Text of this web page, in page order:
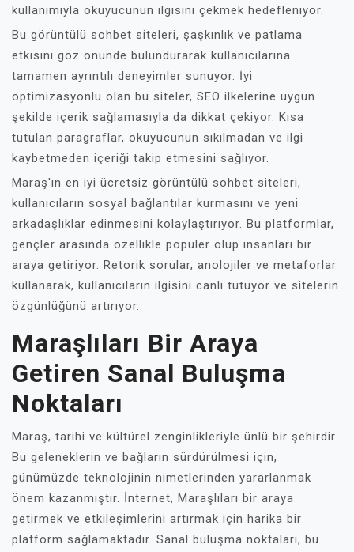
kullanımıyla okuyucunun ilgisini çekmek hedefleniyor.
Bu görüntülü sohbet siteleri, şaşkınlık ve patlama
etkisini göz önünde bulundurarak kullanıcılarına
tamamen ayrıntılı deneyimler sunuyor. İyi
optimizasyonlu olan bu siteler, SEO ilkelerine uygun
şekilde içerik sağlamasıyla da dikkat çekiyor. Kısa
tutulan paragraflar, okuyucunun sıkılmadan ve ilgi
kaybetmeden içeriği takip etmesini sağlıyor.
Maraş'ın en iyi ücretsiz görüntülü sohbet siteleri,
kullanıcıların sosyal bağlantılar kurmasını ve yeni
arkadaşlıklar edinmesini kolaylaştırıyor. Bu platformlar,
gençler arasında özellikle popüler olup insanları bir
araya getiriyor. Retorik sorular, anolojiler ve metaforlar
kullanarak, kullanıcıların ilgisini canlı tutuyor ve sitelerin
özgünlüğünü artırıyor.
Maraşlıları Bir Araya
Getiren Sanal Buluşma
Noktaları
Maraş, tarihi ve kültürel zenginlikleriyle ünlü bir şehirdir.
Bu geleneklerin ve bağların sürdürülmesi için,
günümüzde teknolojinin nimetlerinden yararlanmak
önem kazanmıştır. İnternet, Maraşlıları bir araya
getirmek ve etkileşimlerini artırmak için harika bir
platform sağlamaktadır. Sanal buluşma noktaları, bu